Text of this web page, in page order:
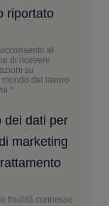
riportato
al
di ricevere
su
del lavoro
*
dei dati per
marketing
finalità connesse